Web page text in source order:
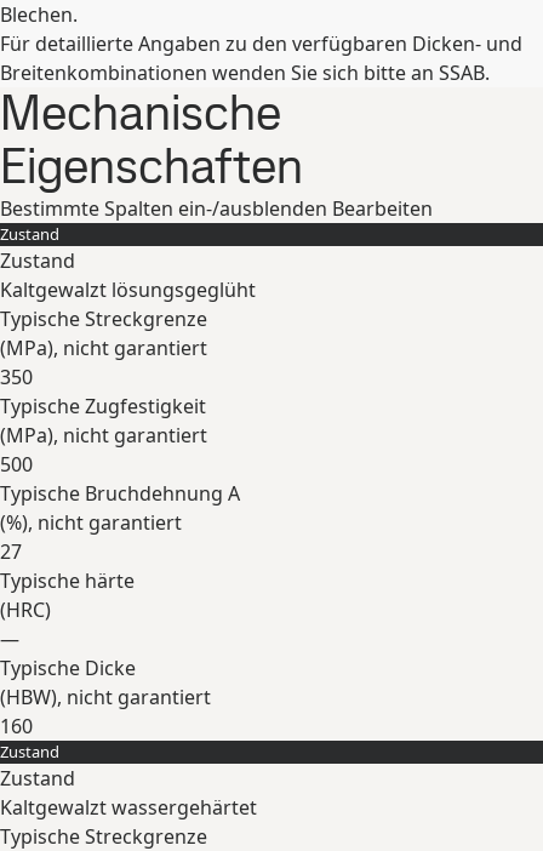
Blechen.
Für detaillierte Angaben zu den verfügbaren Dicken- und
Breitenkombinationen wenden Sie sich bitte an SSAB.
Mechanische
Eigenschaften
Bestimmte Spalten ein-/ausblenden Bearbeiten
Zustand
Zustand
Kaltgewalzt lösungsgeglüht
Typische Streckgrenze
(MPa), nicht garantiert
350
Typische Zugfestigkeit
(MPa), nicht garantiert
500
Typische Bruchdehnung A
(%), nicht garantiert
27
Typische härte
(HRC)
—
Typische Dicke
(HBW), nicht garantiert
160
Erweitern
Zustand
Zustand
Kaltgewalzt wassergehärtet
Typische Streckgrenze